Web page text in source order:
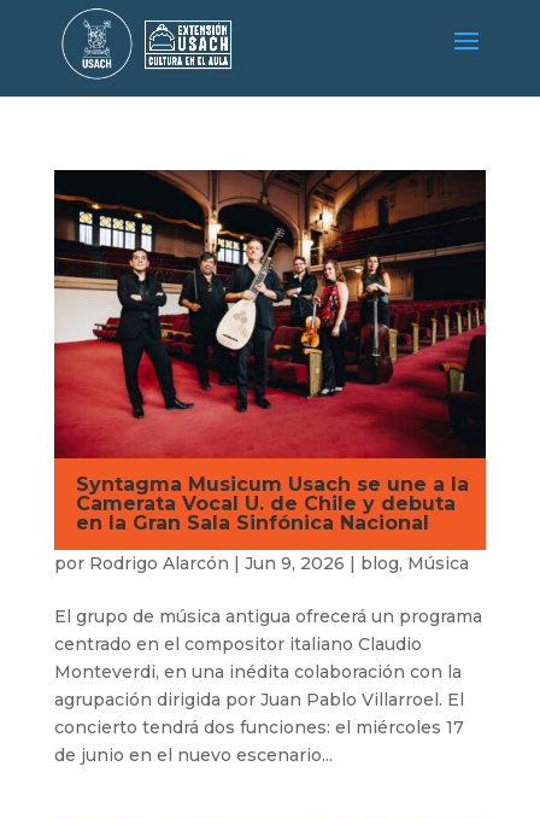
Syntagma Musicum Usach se une a la
Camerata Vocal U. de Chile y debuta
en la Gran Sala Sinfónica Nacional
por Rodrigo Alarcón | Jun 9, 2026 | blog, Música
El grupo de música antigua ofrecerá un programa
centrado en el compositor italiano Claudio
Monteverdi, en una inédita colaboración con la
agrupación dirigida por Juan Pablo Villarroel. El
concierto tendrá dos funciones: el miércoles 17
de junio en el nuevo escenario...